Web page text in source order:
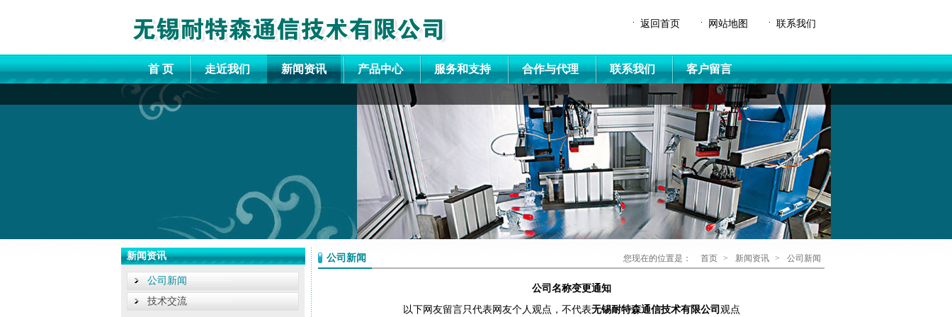
返回首页 网站地图 联系我们
首 页 走近我们 新闻资讯 产品中心 服务和支持 合作与代理 联系我们 客户留言
新闻资讯
公司新闻
技术交流
公司新闻 您现在的位置是： 首页 > 新闻资讯 > 公司新闻
公司名称变更通知
以下网友留言只代表网友个人观点，不代表无锡耐特森通信技术有限公司 观点